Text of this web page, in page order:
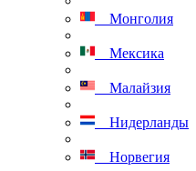
Монголия
Мексика
Малайзия
Нидерланды
Норвегия